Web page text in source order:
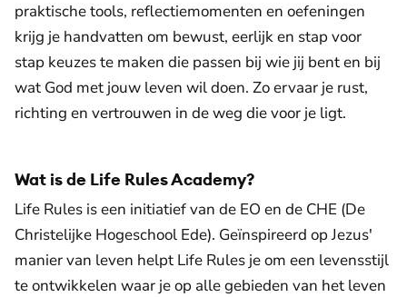
praktische tools, reflectiemomenten en oefeningen
krijg je handvatten om bewust, eerlijk en stap voor
stap keuzes te maken die passen bij wie jij bent en bij
wat God met jouw leven wil doen. Zo ervaar je rust,
richting en vertrouwen in de weg die voor je ligt.
Wat is de Life Rules Academy?
Life Rules is een initiatief van de EO en de CHE (De
Christelijke Hogeschool Ede). Geïnspireerd op Jezus'
manier van leven helpt Life Rules je om een levensstijl
te ontwikkelen waar je op alle gebieden van het leven